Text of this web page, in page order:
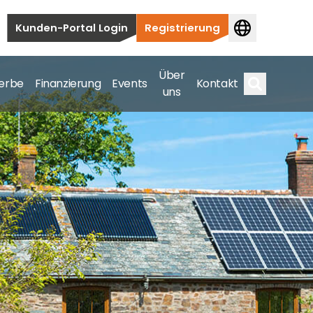
Kunden-Portal Login Registrierung
Finanzierung Events
Über
uns
Kontakt
Suche
bis hin zu kommerziellen und
Spektrum ab.
hin zu kommerziellen und versorgungstechnischen